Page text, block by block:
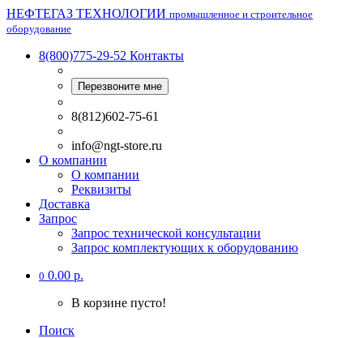
НЕФТЕГАЗ ТЕХНОЛОГИИ промышленное и строительное
оборудование
8(800)775-29-52 Контакты
Перезвоните мне
8(812)602-75-61
info@ngt-store.ru
О компании
О компании
Реквизиты
Доставка
Запрос
Запрос технической консультации
Запрос комплектующих к оборудованию
0 0.00 р.
В корзине пусто!
Поиск